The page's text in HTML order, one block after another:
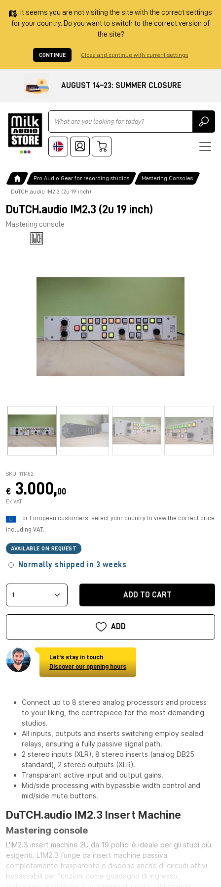
It seems you are not visiting the site with the correct settings
for your country. Do you want to switch to the correct version of
the site?
CONTINUE Close and continue with current settings
AUGUST 14–23: SUMMER CLOSURE
Ricerca
Pro Audio Gear for recording studios Mastering Consoles
DuTCH.audio IM2.3 (2u 19 inch)
DuTCH.audio IM2.3 (2u 19 inch)
Mastering console
SKU: 111402
€ 3.000,00
Ex VAT
For European customers, select your country to view the correct price
including VAT.
AVAILABLE ON REQUEST
Normally shipped in 3 weeks
ADD TO CART
ADD
Let's stay in touch
Discover our opening hours
Connect up to 8 stereo analog processors and process
to your liking, the centrepiece for the most demanding
studios.
All inputs, outputs and inserts switching employ sealed
relays, ensuring a fully passive signal path.
2 stereo inputs (XLR), 8 stereo inserts (analog DB25
standard), 2 stereo outputs (XLR).
Transparant active input and output gains.
Mid/side processing with bypassble width control and
mid/side mute buttons.
DuTCH.audio IM2.3 Insert Machine
Mastering console
L'IM2.3 insert machine 2U da 19 pollici è ideale per gli studi più
esigenti. L'IM2.3 funge da insert machine passiva
completamente trasparente e dispone anche di circuiti attivi
bypassabili per funzioni come guadagno di ingresso,